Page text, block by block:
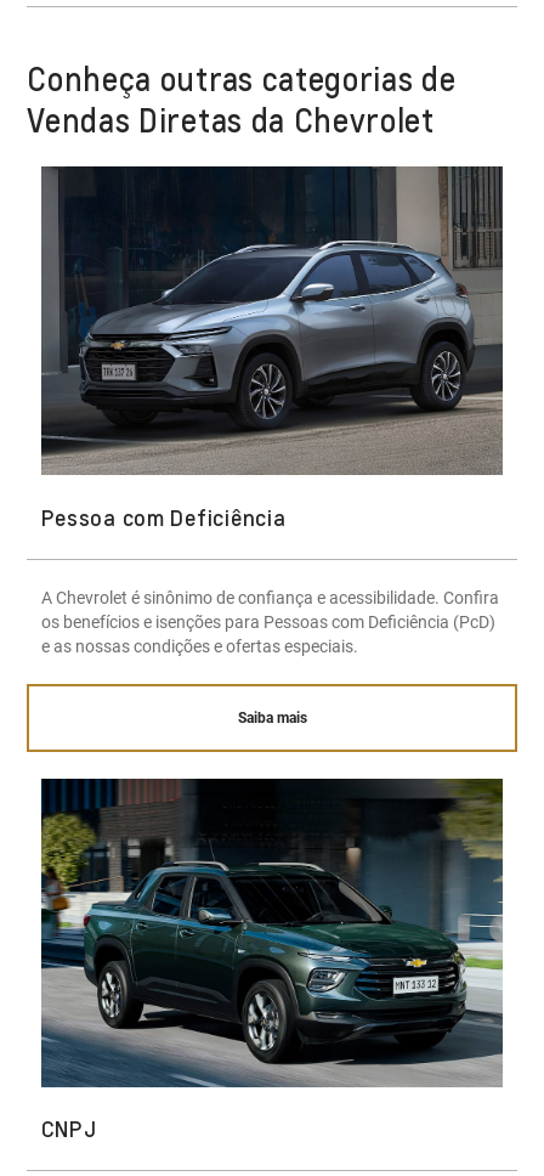
Conheça outras categorias de
Vendas Diretas da Chevrolet
Pessoa com Deficiência
A Chevrolet é sinônimo de confiança e acessibilidade. Confira
os benefícios e isenções para Pessoas com Deficiência (PcD)
e as nossas condições e ofertas especiais.
Saiba mais
CNPJ